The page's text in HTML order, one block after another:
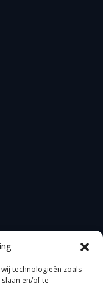
technologieën zoals
en/of te